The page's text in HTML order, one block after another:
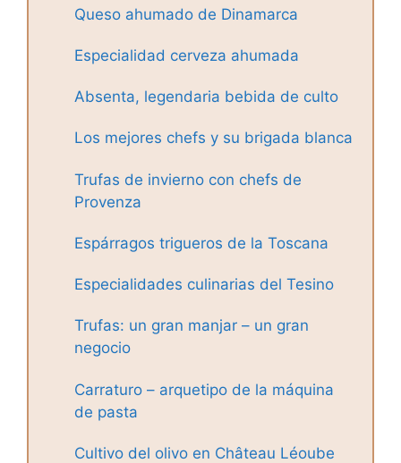
Queso ahumado de Dinamarca
Especialidad cerveza ahumada
Absenta, legendaria bebida de culto
Los mejores chefs y su brigada blanca
Trufas de invierno con chefs de
Provenza
Espárragos trigueros de la Toscana
Especialidades culinarias del Tesino
Trufas: un gran manjar – un gran
negocio
Carraturo – arquetipo de la máquina
de pasta
Cultivo del olivo en Château Léoube